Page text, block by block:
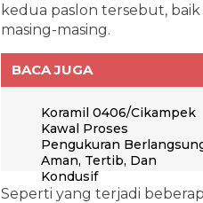
kedua paslon tersebut,
masing-masing.
BACA JUGA
Koramil 0406/Cikampek
Kawal Proses
Pengukuran
Aman, Tertib, Dan
Kondusif
Seperti yang terjadi